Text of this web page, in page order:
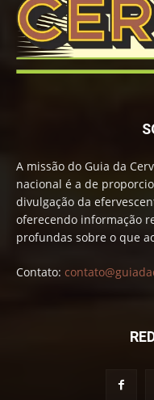
A missão do Guia da
nacional é a de
divulgação da
oferecendo informação
profundas sobre o que
Contato: